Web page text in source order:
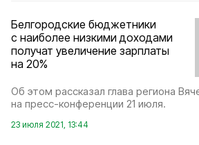
Белгородские бюджетники
с наиболее низкими доходами
получат увеличение зарплаты
на 20%
Об этом рассказал глава региона
на пресс-конференции 21 июля.
23 июля 2021, 13:44